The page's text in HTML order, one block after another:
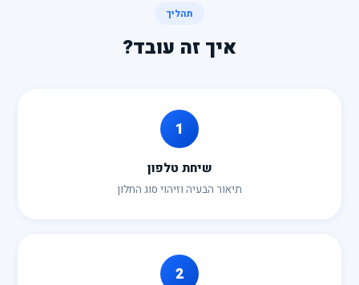
תהליך
איך זה עובד?
1
שיחת טלפון
תיאור הבעיה וזיהוי סוג החלון
2